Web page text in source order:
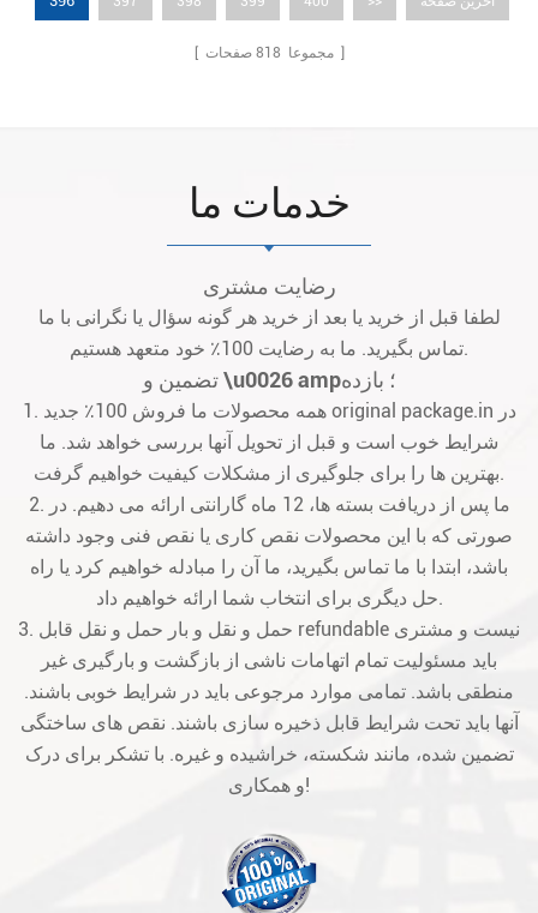
[ مجموعا 818 صفحات ]
خدمات ما
رضایت مشتری
لطفا قبل از خرید یا بعد از خرید هر گونه سؤال یا نگرانی با ما
تماس بگیرید. ما به رضایت 100٪ خود متعهد هستیم.
تضمین و \u0026 amp؛ بازده
1. همه محصولات ما فروش 100٪ جدید original package.in در
شرایط خوب است و قبل از تحویل آنها بررسی خواهد شد. ما
بهترین ها را برای جلوگیری از مشکلات کیفیت خواهیم گرفت.
2. ما پس از دریافت بسته ها، 12 ماه گارانتی ارائه می دهیم. در
صورتی که با این محصولات نقص کاری یا نقص فنی وجود داشته
باشد، ابتدا با ما تماس بگیرید، ما آن را مبادله خواهیم کرد یا راه
حل دیگری برای انتخاب شما ارائه خواهیم داد.
3. حمل و نقل و بار حمل و نقل قابل refundable نیست و مشتری
باید مسئولیت تمام اتهامات ناشی از بازگشت و بارگیری غیر
منطقی باشد. تمامی موارد مرجوعی باید در شرایط خوبی باشند.
آنها باید تحت شرایط قابل ذخیره سازی باشند. نقص های ساختگی
تضمین شده، مانند شکسته، خراشیده و غیره. با تشکر برای درک
و همکاری!